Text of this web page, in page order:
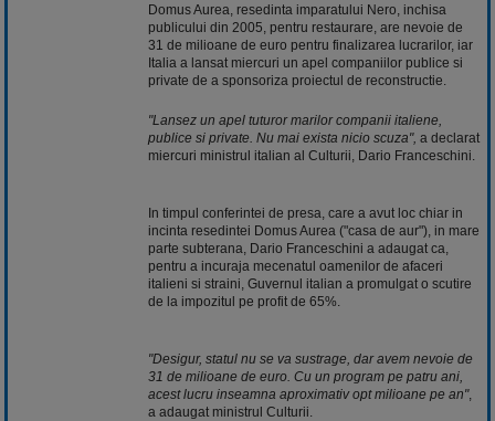
Domus Aurea, resedinta imparatului Nero, inchisa
publicului din 2005, pentru restaurare, are nevoie de
31 de milioane de euro pentru finalizarea lucrarilor, iar
Italia a lansat miercuri un apel companiilor publice si
private de a sponsoriza proiectul de reconstructie.
"Lansez un apel tuturor marilor companii italiene,
publice si private. Nu mai exista nicio scuza", a declarat
miercuri ministrul italian al Culturii, Dario Franceschini.
In timpul conferintei de presa, care a avut loc chiar in
incinta resedintei Domus Aurea ("casa de aur"), in mare
parte subterana, Dario Franceschini a adaugat ca,
pentru a incuraja mecenatul oamenilor de afaceri
italieni si straini, Guvernul italian a promulgat o scutire
de la impozitul pe profit de 65%.
"Desigur, statul nu se va sustrage, dar avem nevoie de
31 de milioane de euro. Cu un program pe patru ani,
acest lucru inseamna aproximativ opt milioane pe an",
a adaugat ministrul Culturii.